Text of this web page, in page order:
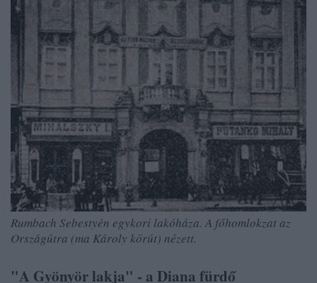
Rumbach Sebestyén egykori lakóháza. A főhomlokzat az
Országútra (ma Károly körút) nézett.
"A Gyönyör lakja" - a Diana fürdő